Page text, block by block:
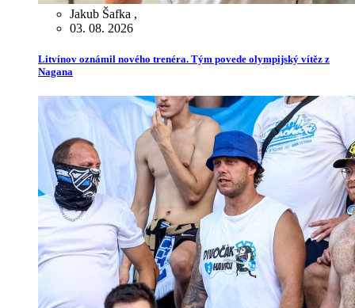
Jakub Šafka ,
03. 08. 2026
Litvínov oznámil nového trenéra. Tým povede olympijský vítěz z
Nagana